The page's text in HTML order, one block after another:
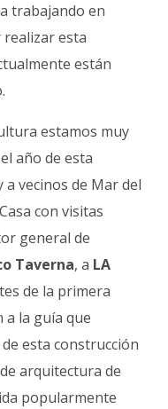
trabajando en
esta
están
estamos muy
año de esta
vecinos de Mar del
con visitas
general de
Taverna, a LA
de la primera
a la guía que
esta construcción
arquitectura de
popularmente